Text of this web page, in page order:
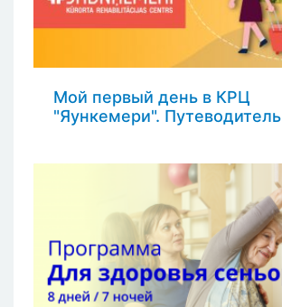
Мой первый день в КРЦ
"Яункемери". Путеводитель